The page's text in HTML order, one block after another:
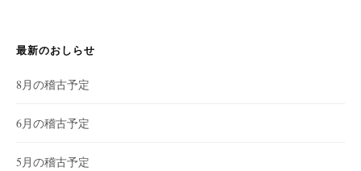
最新のおしらせ
8月の稽古予定
6月の稽古予定
5月の稽古予定